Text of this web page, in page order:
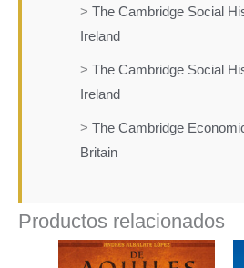
> The Cambridge Social
Ireland
> The Cambridge Social
Ireland
> The Cambridge
Britain
Productos relacionados